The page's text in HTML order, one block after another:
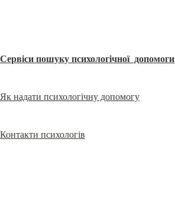
Сервіси пошуку психологічної  допомоги
Як надати психологічну допомогу
Контакти психологів